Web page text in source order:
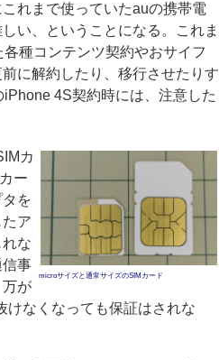
れまで使っていたauの携帯電
い、ということになる。これま
種コンテンツ契約やおサイフ
に解約したり、移行させたりす
4S契約時には、注意した
microサイズと通常サイズのSIMカード
カ
ー
を
ア
な
事
が
けなくなっても保証はされな